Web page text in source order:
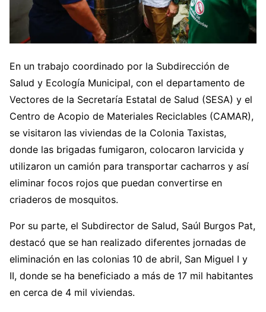
En un trabajo coordinado por la Subdirección de
Salud y Ecología Municipal, con el departamento de
Vectores de la Secretaría Estatal de Salud (SESA) y el
Centro de Acopio de Materiales Reciclables (CAMAR),
se visitaron las viviendas de la Colonia Taxistas,
donde las brigadas fumigaron, colocaron larvicida y
utilizaron un camión para transportar cacharros y así
eliminar focos rojos que puedan convertirse en
criaderos de mosquitos.
Por su parte, el Subdirector de Salud, Saúl Burgos Pat,
destacó que se han realizado diferentes jornadas de
eliminación en las colonias 10 de abril, San Miguel I y
II, donde se ha beneficiado a más de 17 mil habitantes
en cerca de 4 mil viviendas.